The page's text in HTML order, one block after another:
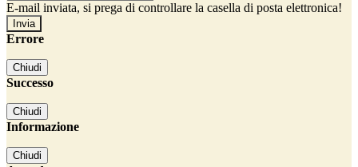
E-mail inviata, si prega di controllare la casella di posta elettronica!
Errore
Chiudi
Successo
Chiudi
Informazione
Chiudi